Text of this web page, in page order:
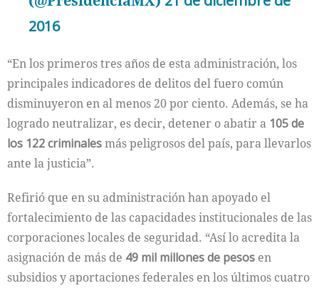
2016
“En los primeros tres años de esta administración, los
principales indicadores de delitos del fuero común
disminuyeron en al menos 20 por ciento. Además, se ha
logrado neutralizar, es decir, detener o abatir a 105 de
los 122 criminalesmás peligrosos del país, para llevarlos
ante la justicia”.
Refirió que en su administración han apoyado el
fortalecimiento de las capacidades institucionales de las
corporaciones locales de seguridad. “Así lo acredita la
asignación de más de 49 mil millones de pesos en
subsidios y aportaciones federales en los últimos cuatro